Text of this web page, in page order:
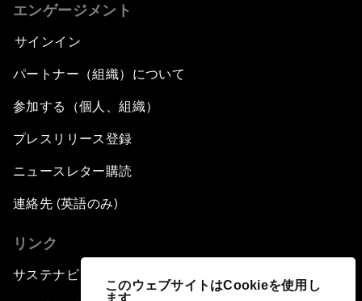
このウェブサイトはCookieを使用し
ます
エンゲージメント
サインイン
パートナー（組織）について
参加する（個人、組織）
プレスリリース登録
ニュースレター購読
連絡先 (英語のみ)
リンク
サステナビリティへの取り組み